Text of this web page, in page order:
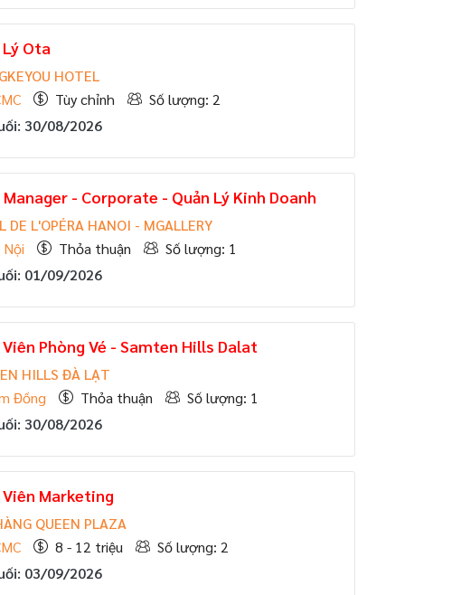
Ota
HOTEL
Tùy chỉnh
Số lượng: 2
30/08/2026
Manager - Corporate - Quản Lý Kinh Doanh
DE L'OPÉRA HANOI - MGALLERY
Nội
Thỏa thuận
Số lượng: 1
01/09/2026
Viên Phòng Vé - Samten Hills Dalat
HILLS ĐÀ LẠT
Đồng
Thỏa thuận
Số lượng: 1
30/08/2026
Viên Marketing
QUEEN PLAZA
8 - 12 triệu
Số lượng: 2
03/09/2026